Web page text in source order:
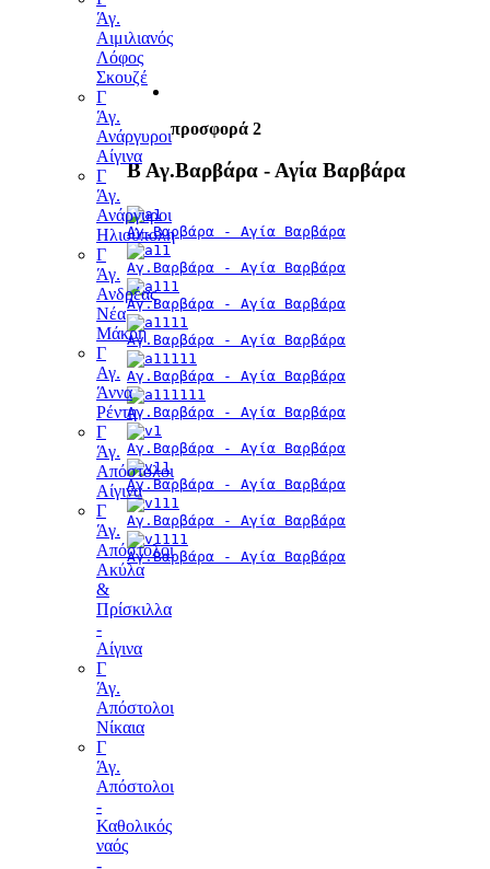
προσφορά 2
Β Αγ.Βαρβάρα - Αγία Βαρβάρα
Αγ.Βαρβάρα - Αγία Βαρβάρα
Αγ.Βαρβάρα - Αγία Βαρβάρα
Αγ.Βαρβάρα - Αγία Βαρβάρα
Αγ.Βαρβάρα - Αγία Βαρβάρα
Αγ.Βαρβάρα - Αγία Βαρβάρα
Αγ.Βαρβάρα - Αγία Βαρβάρα
Αγ.Βαρβάρα - Αγία Βαρβάρα
Αγ.Βαρβάρα - Αγία Βαρβάρα
Αγ.Βαρβάρα - Αγία Βαρβάρα
Αγ.Βαρβάρα - Αγία Βαρβάρα
Άγ.
Αιμιλιανός
Λόφος
Σκουζέ
Γ
Άγ.
Ανάργυροι
Αίγινα
Γ
Άγ.
Ανάργυροι
Ηλιούπολη
Γ
Άγ.
Ανδρέας
Νέα
Μάκρη
Γ
Αγ.
Άννα
Ρέντη
Γ
Άγ.
Απόστολοι
Αίγινα
Γ
Άγ.
Απόστολοι
Ακύλα
&
Πρίσκιλλα
-
Αίγινα
Γ
Άγ.
Απόστολοι
Νίκαια
Γ
Άγ.
Απόστολοι
-
Καθολικός
ναός